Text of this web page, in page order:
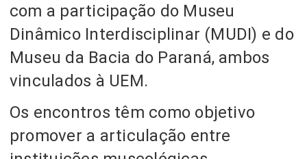
com a participação do Museu
Dinâmico Interdisciplinar (MUDI) e do
Museu da Bacia do Paraná, ambos
vinculados à UEM.
Os encontros têm como objetivo
promover a articulação entre